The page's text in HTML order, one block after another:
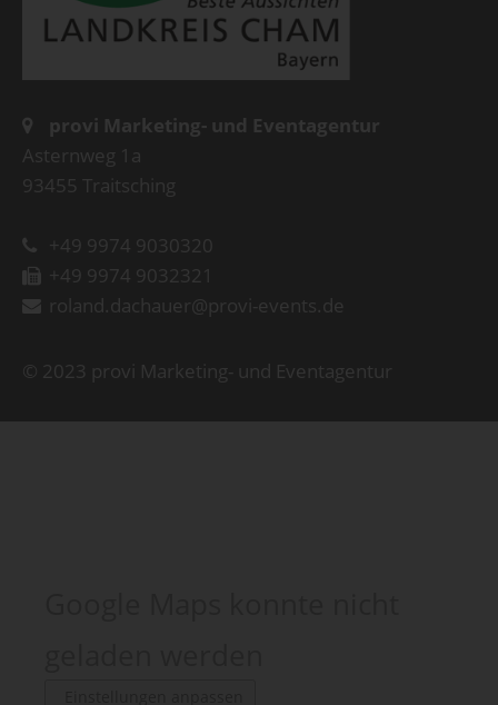
provi Marketing- und Eventagentur
Asternweg 1a
93455 Traitsching
+49 9974 9030320
+49 9974 9032321
roland.dachauer@provi-events.de
© 2023 provi Marketing- und Eventagentur